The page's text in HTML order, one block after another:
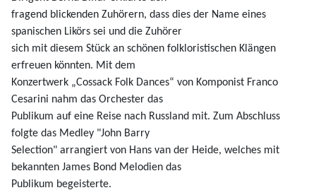
fragend blickenden Zuhörern, dass dies der Name eines
spanischen Likörs sei und die Zuhörer
sich mit diesem Stück an schönen folkloristischen Klängen
erfreuen könnten. Mit dem
Konzertwerk „Cossack Folk Dances“ von Komponist Franco
Cesarini nahm das Orchester das
Publikum auf eine Reise nach Russland mit. Zum Abschluss
folgte das Medley "John Barry
Selection" arrangiert von Hans van der Heide, welches mit
bekannten James Bond Melodien das
Publikum begeisterte.